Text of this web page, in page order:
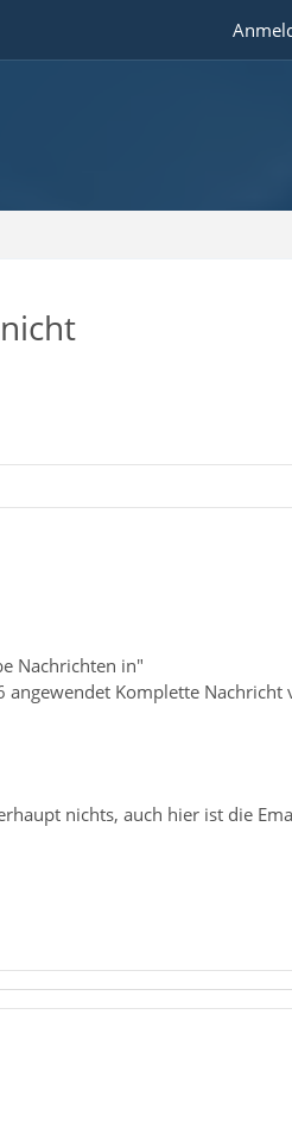
Nachrichten in"
Komplette Nachricht
nichts, auch hier ist die